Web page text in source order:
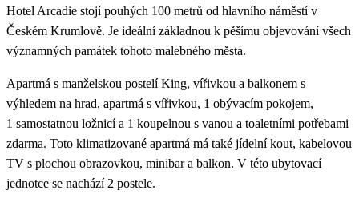
Hotel Arcadie stojí pouhých 100 metrů od hlavního náměstí v
Českém Krumlově. Je ideální základnou k pěšímu objevování všech
významných památek tohoto malebného města.
Apartmá s manželskou postelí King, vířivkou a balkonem s
výhledem na hrad, apartmá s vířivkou, 1 obývacím pokojem,
1 samostatnou ložnicí a 1 koupelnou s vanou a toaletními potřebami
zdarma. Toto klimatizované apartmá má také jídelní kout, kabelovou
TV s plochou obrazovkou, minibar a balkon. V této ubytovací
jednotce se nachází 2 postele.